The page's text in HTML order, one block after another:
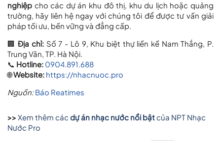
nghiệp cho các dự án khu đô thị, khu du lịch hoặc quảng
trường, hãy liên hệ ngay với chúng tôi để được tư vấn giải
pháp tối ưu, bền vững và đẳng cấp.
🏢Địa chỉ: Số 7 - Lô 9, Khu biệt thự liền kề Nam Thắng, P.
Trung Văn, TP. Hà Nội.
📞 Hotline: 0904.891.688
🌐Website: https://nhacnuoc.pro
Nguồn: Báo Reatimes
>> Xem thêm các dự án nhạc nước nổi bậtcủa NPT Nhạc
Nước Pro